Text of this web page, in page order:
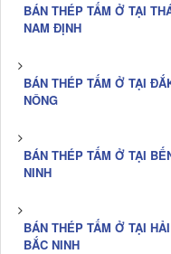
BÁN THÉP TẤM Ở TẠI
NAM ĐỊNH
BÁN THÉP TẤM Ở TẠI
NÔNG
BÁN THÉP TẤM Ở TẠI
NINH
BÁN THÉP TẤM Ở TẠI
BẮC NINH